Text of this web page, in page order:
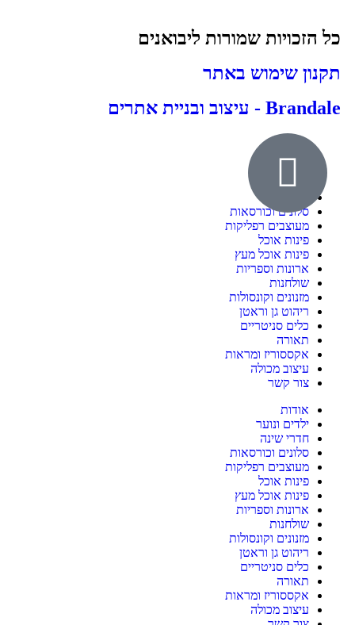
כל הזכויות שמורות ליבואנים
תקנון שימוש באתר
Brandale - עיצוב ובניית אתרים
ילדים ונוער
סלונים וכורסאות
מעוצבים רפליקות
פינות אוכל
פינות אוכל מעץ
ארונות וספריות
שולחנות
מזנונים וקונסולות
ריהוט גן וראטן
כלים סניטריים
תאורה
אקססוריז ומראות
עיצוב מכולה
צור קשר
אודות
ילדים ונוער
חדרי שינה
סלונים וכורסאות
מעוצבים רפליקות
פינות אוכל
פינות אוכל מעץ
ארונות וספריות
שולחנות
מזנונים וקונסולות
ריהוט גן וראטן
כלים סניטריים
תאורה
אקססוריז ומראות
עיצוב מכולה